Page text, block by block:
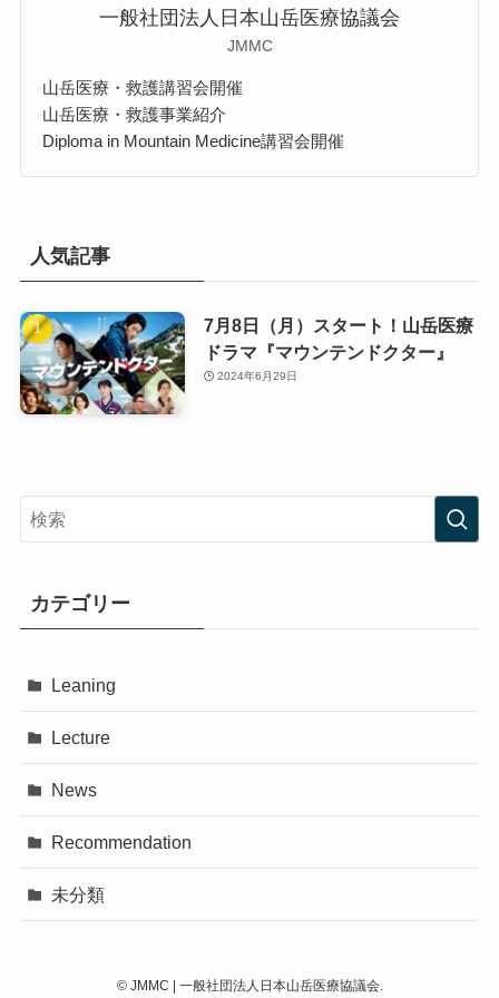
一般社団法人日本山岳医療協議会
JMMC
山岳医療・救護講習会開催
山岳医療・救護事業紹介
Diploma in Mountain Medicine講習会開催
人気記事
7月8日（月）スタート！山岳医療
ドラマ『マウンテンドクター』
2024年6月29日
カテゴリー
Leaning
Lecture
News
Recommendation
未分類
©JMMC | 一般社団法人日本山岳医療協議会.